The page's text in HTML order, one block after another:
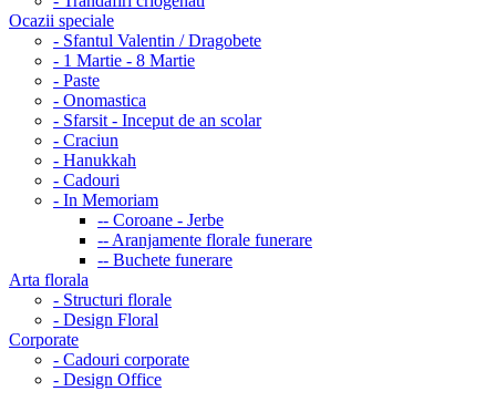
Ocazii speciale
- Sfantul Valentin / Dragobete
- 1 Martie - 8 Martie
- Paste
- Onomastica
- Sfarsit - Inceput de an scolar
- Craciun
- Hanukkah
- Cadouri
- In Memoriam
-- Coroane - Jerbe
-- Aranjamente florale funerare
-- Buchete funerare
Arta florala
- Structuri florale
- Design Floral
Corporate
- Cadouri corporate
- Design Office